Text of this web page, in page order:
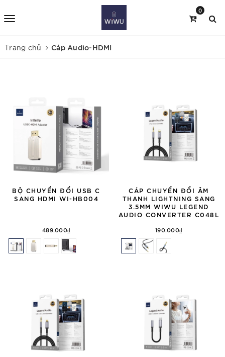
0
Trang chủ Cáp Audio-HDMI
BỘ CHUYỂN ĐỔI USB C
SANG HDMI WI-HB004
489.000₫
CÁP CHUYỂN ĐỔI ÂM
THANH LIGHTNING SANG
3.5MM WIWU LEGEND
AUDIO CONVERTER C048L
190.000₫